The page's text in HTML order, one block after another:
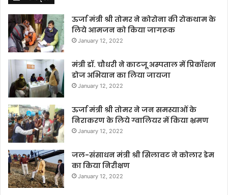
ऊर्जा मंत्री श्री तोमर ने कोरोना की रोकथाम के
लिये आमजन को किया जागरूक
January 12, 2022
मंत्री डॉ. चौधरी ने काटजू अस्पताल में प्रिकॉशन
डोज अभियान का लिया जायजा
January 12, 2022
ऊर्जा मंत्री श्री तोमर ने जन समस्याओं के
निराकरण के लिये ग्वालियर में किया भ्रमण
January 12, 2022
जल-संसाधन मंत्री श्री सिलावट ने कोलार डेम
का किया निरीक्षण
January 12, 2022